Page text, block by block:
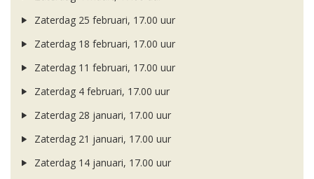
Zaterdag 25 februari, 17.00 uur
Zaterdag 18 februari, 17.00 uur
Zaterdag 11 februari, 17.00 uur
Zaterdag 4 februari, 17.00 uur
Zaterdag 28 januari, 17.00 uur
Zaterdag 21 januari, 17.00 uur
Zaterdag 14 januari, 17.00 uur